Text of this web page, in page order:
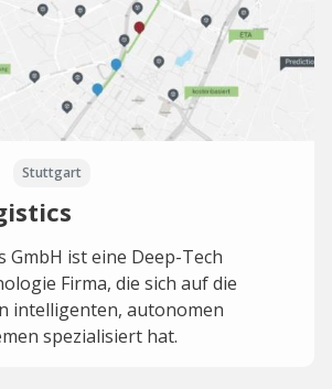
Stuttgart
GmbH ist eine Deep-Tech
Firma, die sich auf die
intelligenten, autonomen
spezialisiert hat.